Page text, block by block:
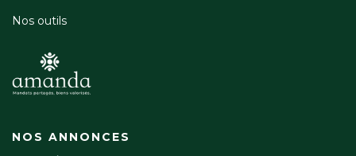
Nos outils
NOS ANNONCES